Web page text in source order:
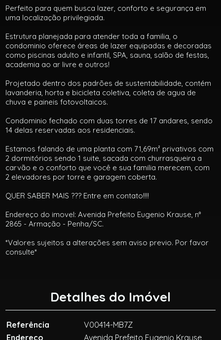
Perfeito para quem busca lazer, conforto e segurança em
uma localização privilegiada.
Estrutura planejada para atender toda a familia, o
condominio oferece áreas de lazer equipadas e decoradas
como piscinas adulto e infantil, SPA, sauna, salão de festas,
academia ao ar livre e outros!
Projetado dentro dos padrões de sustentabilidade, contém
lavanderia, horta e bicicleta coletiva, coleta de agua de
chuva e paineis fotovoltaicos.
Condominio fechado com duas torres de 17 andares, sendo
14 delas reservadas aos residenciais.
Estamos falando de uma planta com 71,69m² privativos com
2 dormitórios sendo 1 suite, sacada com churrasqueira a
carvão e o conforto que você e sua familia merecem, com
2 elevadores por torre e garagem coberta.
QUER SABER MAIS ??? Entre em contato!!!!
Endereço do imovel: Avenida Prefeito Eugenio Krause, n°
2865 - Armação - Penha/SC.
*Valores sujeitos a alterações sem aviso previo. Por favor
consulte*
Detalhes do Imóvel
Referência
V00414-MB7Z
Endereço
Avenida Prefeito Eugenio Krause,